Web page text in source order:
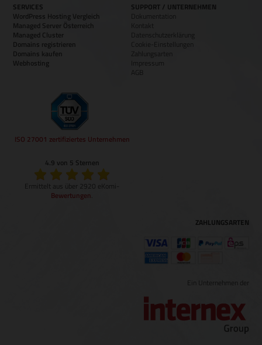
SERVICES
WordPress Hosting Vergleich
Managed Server Österreich
Managed Cluster
Domains registrieren
Domains kaufen
Webhosting
SUPPORT / UNTERNEHMEN
Dokumentation
Kontakt
Datenschutzerklärung
Cookie-Einstellungen
Zahlungsarten
Impressum
AGB
ISO 27001 zertifiziertes Unternehmen
4.9 von 5 Sternen
Ermittelt aus über 2920 eKomi-
Bewertungen
ZAHLUNGSARTEN
Ein Unternehmen der